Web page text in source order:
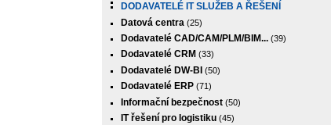
DODAVATELÉ IT SLUŽEB A ŘEŠENÍ
Datová centra (25)
Dodavatelé CAD/CAM/PLM/BIM...(39)
Dodavatelé CRM (33)
Dodavatelé DW-BI (50)
Dodavatelé ERP(71)
Informační bezpečnost(50)
IT řešení pro logistiku(45)